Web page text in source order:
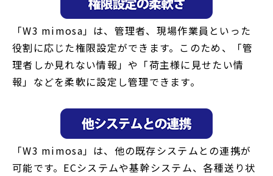
「W3 mimosa」は、管理者、現場作業員といった
役割に応じた権限設定ができます。このため、「管
理者しか見れない情報」や「荷主様に見せたい情
報」などを柔軟に設定し管理できます。
「W3 mimosa」は、他の既存システムとの連携が
可能です。ECシステムや基幹システム、各種送り状